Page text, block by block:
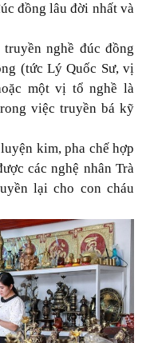
đồng lâu đời nhất và
nghề đúc đồng
(tức Lý Quốc Sư, vị
một vị tổ nghề là
việc truyền bá kỹ
kim, pha chế hợp
các nghệ nhân Trà
lại cho con cháu